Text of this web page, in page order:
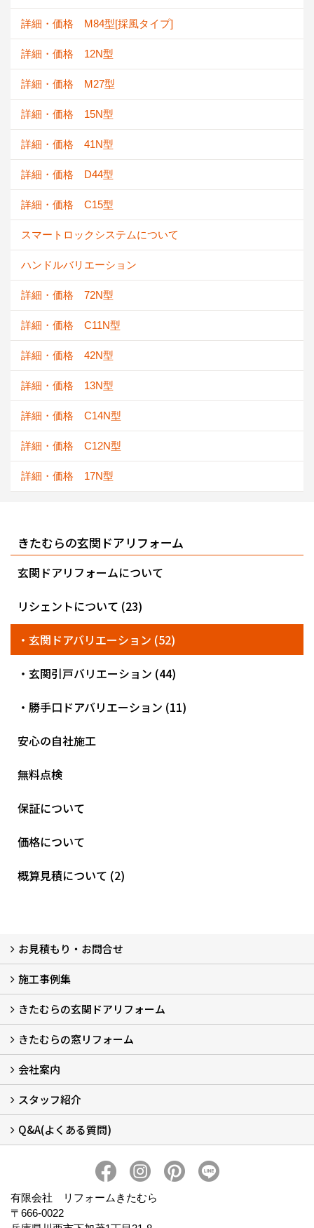
詳細・価格 M84型[採風タイプ]
詳細・価格 12N型
詳細・価格 M27型
詳細・価格 15N型
詳細・価格 41N型
詳細・価格 D44型
詳細・価格 C15型
スマートロックシステムについて
ハンドルバリエーション
詳細・価格 72N型
詳細・価格 C11N型
詳細・価格 42N型
詳細・価格 13N型
詳細・価格 C14N型
詳細・価格 C12N型
詳細・価格 17N型
きたむらの玄関ドアリフォーム
玄関ドアリフォームについて
リシェントについて (23)
・玄関ドアバリエーション (52)
・玄関引戸バリエーション (44)
・勝手口ドアバリエーション (11)
安心の自社施工
無料点検
保証について
価格について
概算見積について (2)
お見積もり・お問合せ
LINEで概算見積もり
チャットで質問
問い合わせフォームから
オンライン相談
電話で相談
無料現地調査をご希望の方
施工事例集
玄関ドアリフォーム
玄関引戸リフォーム
勝手口ドアリフォーム
窓リフォーム
きたむらの玄関ドアリフォーム
玄関ドアリフォームについて
リシェントについて (23)
・玄関ドアバリエーション (52)
・玄関引戸バリエーション (44)
・勝手口ドアバリエーション (11)
安心の自社施工
無料点検
保証について
価格について
概算見積について (2)
きたむらの窓リフォーム
窓リフォームについて (5)
・内窓設置-LIXILインプラス
・内窓設置-AGCまどまど
・窓交換
・エコガラス交換
・防犯・防災ガラス交換
会社案内
会社概要 (2)
ブログ
アクセス
施工エリア
施工までの流れ
SNSインフォメーション
チャット機能
オンライン打合わせ
補助金について (2)
スタッフ紹介
スタッフ紹介
Q&A(よくある質問)
有限会社 リフォームきたむら
〒666-0022